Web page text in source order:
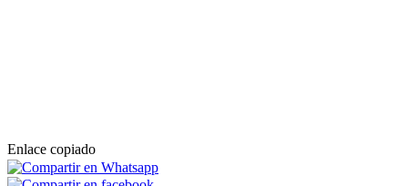
Enlace copiado